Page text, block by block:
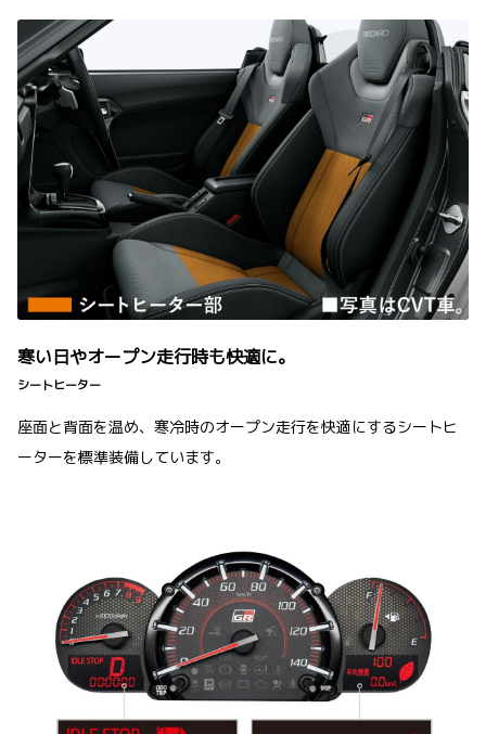
寒い日やオープン走行時も快適に。
シートヒーター
座面と背面を温め、寒冷時のオープン走行を快適にするシートヒ
ーターを標準装備しています。